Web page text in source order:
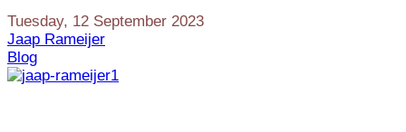
Tuesday, 12 September 2023
Jaap Rameijer
Blog